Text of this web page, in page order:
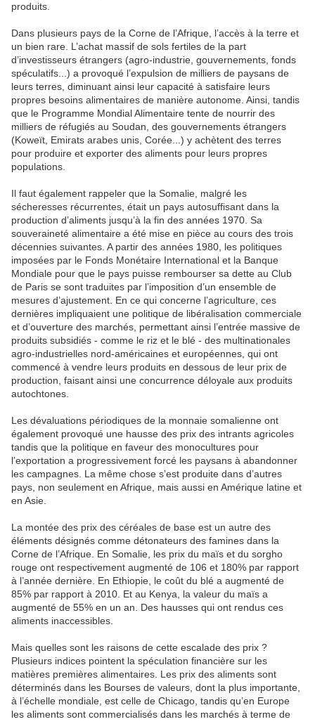
produits.
Dans plusieurs pays de la Corne de l’Afrique, l’accès à la terre et
un bien rare. L’achat massif de sols fertiles de la part
d’investisseurs étrangers (agro-industrie, gouvernements, fonds
spéculatifs...) a provoqué l’expulsion de milliers de paysans de
leurs terres, diminuant ainsi leur capacité à satisfaire leurs
propres besoins alimentaires de manière autonome. Ainsi, tandis
que le Programme Mondial Alimentaire tente de nourrir des
milliers de réfugiés au Soudan, des gouvernements étrangers
(Koweït, Emirats arabes unis, Corée...) y achètent des terres
pour produire et exporter des aliments pour leurs propres
populations.
Il faut également rappeler que la Somalie, malgré les
sécheresses récurrentes, était un pays autosuffisant dans la
production d’aliments jusqu’à la fin des années 1970. Sa
souveraineté alimentaire a été mise en pièce au cours des trois
décennies suivantes. A partir des années 1980, les politiques
imposées par le Fonds Monétaire International et la Banque
Mondiale pour que le pays puisse rembourser sa dette au Club
de Paris se sont traduites par l’imposition d’un ensemble de
mesures d’ajustement. En ce qui concerne l’agriculture, ces
dernières impliquaient une politique de libéralisation commerciale
et d’ouverture des marchés, permettant ainsi l’entrée massive de
produits subsidiés - comme le riz et le blé - des multinationales
agro-industrielles nord-américaines et européennes, qui ont
commencé à vendre leurs produits en dessous de leur prix de
production, faisant ainsi une concurrence déloyale aux produits
autochtones.
Les dévaluations périodiques de la monnaie somalienne ont
également provoqué une hausse des prix des intrants agricoles
tandis que la politique en faveur des monocultures pour
l’exportation a progressivement forcé les paysans à abandonner
les campagnes. La même chose s’est produite dans d’autres
pays, non seulement en Afrique, mais aussi en Amérique latine et
en Asie.
La montée des prix des céréales de base est un autre des
éléments désignés comme détonateurs des famines dans la
Corne de l’Afrique. En Somalie, les prix du maïs et du sorgho
rouge ont respectivement augmenté de 106 et 180% par rapport
à l’année dernière. En Ethiopie, le coût du blé a augmenté de
85% par rapport à 2010. Et au Kenya, la valeur du maïs a
augmenté de 55% en un an. Des hausses qui ont rendus ces
aliments inaccessibles.
Mais quelles sont les raisons de cette escalade des prix ?
Plusieurs indices pointent la spéculation financière sur les
matières premières alimentaires. Les prix des aliments sont
déterminés dans les Bourses de valeurs, dont la plus importante,
à l’échelle mondiale, est celle de Chicago, tandis qu’en Europe
les aliments sont commercialisés dans les marchés à terme de